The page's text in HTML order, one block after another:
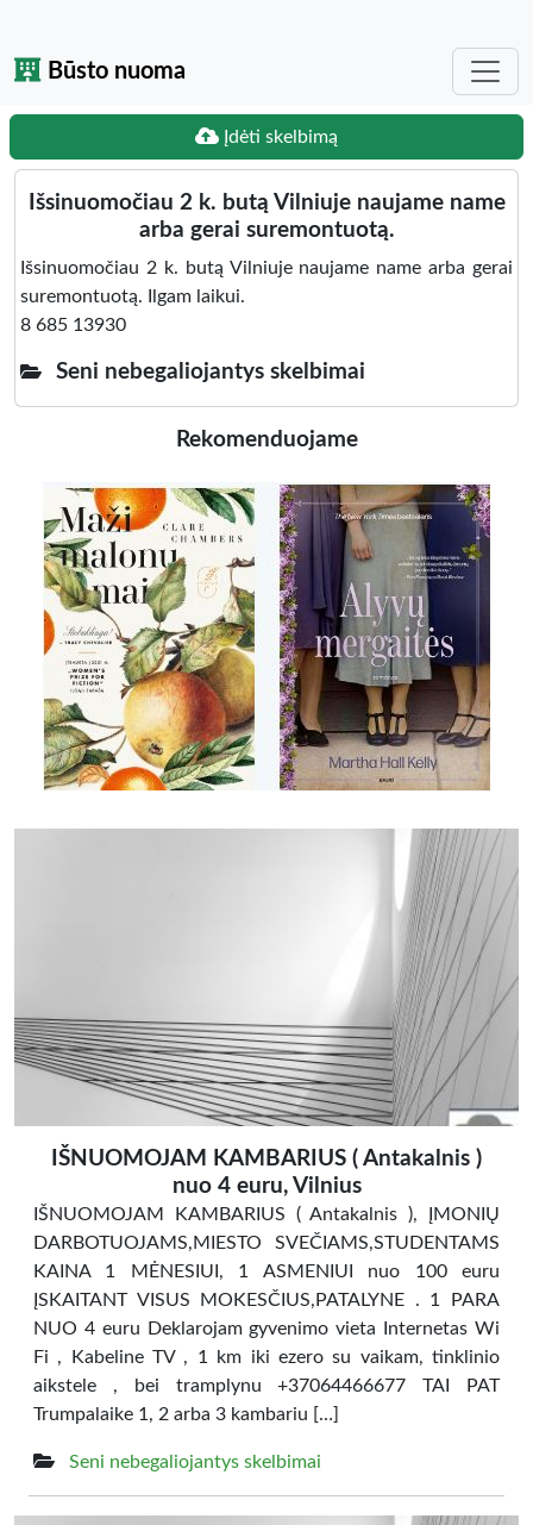
Būsto nuoma
Įdėti skelbimą
Išsinuomočiau 2 k. butą Vilniuje naujame name
arba gerai suremontuotą.
Išsinuomočiau 2 k. butą Vilniuje naujame name arba gerai
suremontuotą. Ilgam laikui.
8 685 13930
Seni nebegaliojantys skelbimai
Rekomenduojame
IŠNUOMOJAM KAMBARIUS ( Antakalnis )
nuo 4 euru, Vilnius
IŠNUOMOJAM KAMBARIUS ( Antakalnis ), ĮMONIŲ
DARBOTUOJAMS,MIESTO SVEČIAMS,STUDENTAMS
KAINA 1 MĖNESIUI, 1 ASMENIUI nuo 100 euru
ĮSKAITANT VISUS MOKESČIUS,PATALYNE . 1 PARA
NUO 4 euru Deklarojam gyvenimo vieta Internetas Wi
Fi , Kabeline TV , 1 km iki ezero su vaikam, tinklinio
aikstele , bei tramplynu +37064466677 TAI PAT
Trumpalaike 1, 2 arba 3 kambariu […]
Seni nebegaliojantys skelbimai